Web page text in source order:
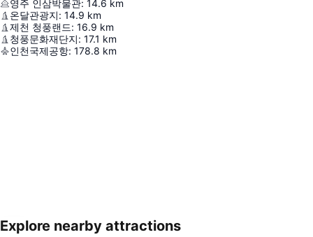
영주 인삼박물관: 14.6 km
온달관광지: 14.9 km
제천 청풍랜드: 16.9 km
청풍문화재단지: 17.1 km
인천국제공항: 178.8 km
Explore nearby attractions